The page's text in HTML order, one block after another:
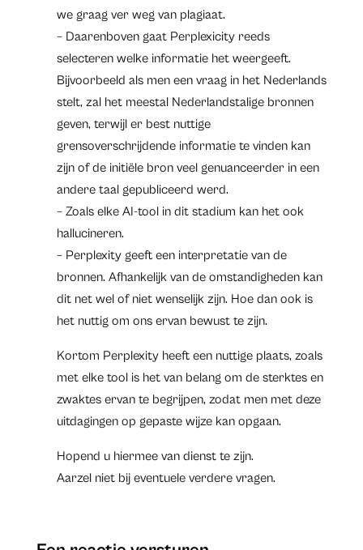
we graag ver weg van plagiaat.
– Daarenboven gaat Perplexicity reeds
selecteren welke informatie het weergeeft.
Bijvoorbeeld als men een vraag in het Nederlands
stelt, zal het meestal Nederlandstalige bronnen
geven, terwijl er best nuttige
grensoverschrijdende informatie te vinden kan
zijn of de initiële bron veel genuanceerder in een
andere taal gepubliceerd werd.
– Zoals elke AI-tool in dit stadium kan het ook
hallucineren.
– Perplexity geeft een interpretatie van de
bronnen. Afhankelijk van de omstandigheden kan
dit net wel of niet wenselijk zijn. Hoe dan ook is
het nuttig om ons ervan bewust te zijn.
Kortom Perplexity heeft een nuttige plaats, zoals
met elke tool is het van belang om de sterktes en
zwaktes ervan te begrijpen, zodat men met deze
uitdagingen op gepaste wijze kan opgaan.
Hopend u hiermee van dienst te zijn.
Aarzel niet bij eventuele verdere vragen.